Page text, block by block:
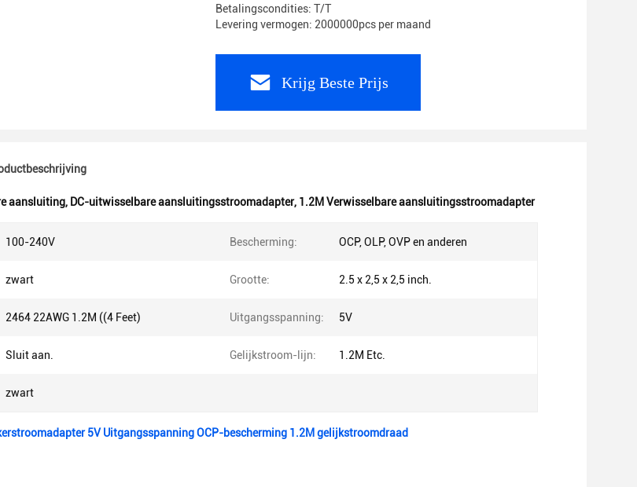
Betalingscondities: T/T
Levering vermogen: 2000000pcs per maand
Krijg Beste Prijs
aansluiting, DC-uitwisselbare aansluitingsstroomadapter, 1.2M Verwisselbare aansluitingsstroomadapter
100-240V Bescherming: OCP, OLP, OVP en anderen
zwart Grootte: 2.5 x 2,5 x 2,5 inch.
2464 22AWG 1.2M ((4 Feet) Uitgangsspanning: 5V
Sluit aan. Gelijkstroom-lijn: 1.2M Etc.
zwart
5V Uitgangsspanning OCP-bescherming 1.2M gelijkstroomdraad